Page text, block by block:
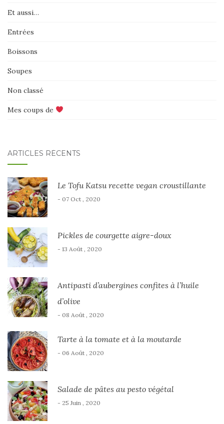
Et aussi…
Entrées
Boissons
Soupes
Non classé
Mes coups de
ARTICLES RÉCENTS
Le Tofu Katsu recette vegan croustillante
- 07 Oct , 2020
Pickles de courgette aigre-doux
- 13 Août , 2020
Antipasti d’aubergines confites à l’huile
d’olive
- 08 Août , 2020
Tarte à la tomate et à la moutarde
- 06 Août , 2020
Salade de pâtes au pesto végétal
- 25 Juin , 2020